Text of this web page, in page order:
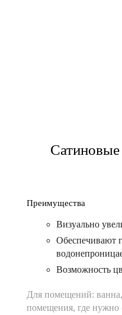
Преимущества
Визуально
Обеспечивают
Возможность
Для помещений:
помещения, где нужно